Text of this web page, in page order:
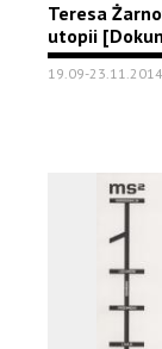
Teresa
utopii
19.09-23.11.2014